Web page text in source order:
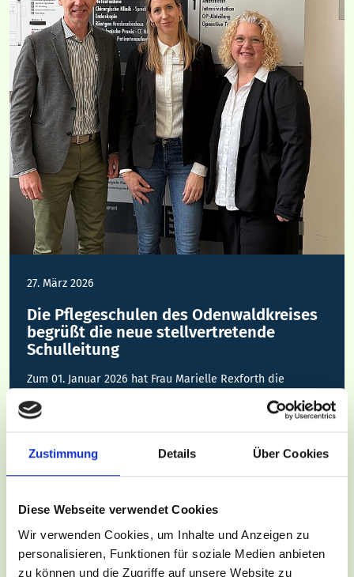
Zustimmung Details Über Cookies
Diese Webseite verwendet Cookies
Wir verwenden Cookies, um Inhalte und Anzeigen zu
personalisieren, Funktionen für soziale Medien anbieten
zu können und die Zugriffe auf unsere Website zu
27. März 2026
Die Pflegeschulen des Odenwaldkreises
begrüßt die neue stellvertretende
Schulleitung
Zum 01. Januar 2026 hat Frau Marielle Rexforth die
Pflegeschule des Odenwaldkreises der…